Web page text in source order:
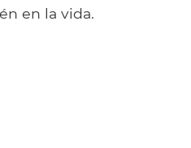
en la vida.